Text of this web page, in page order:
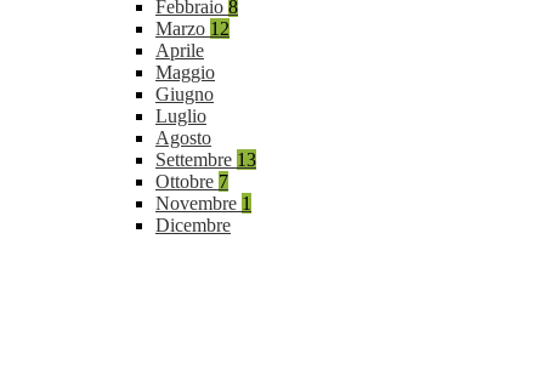
Febbraio 8
Marzo 12
Aprile
Maggio
Giugno
Luglio
Agosto
Settembre 13
Ottobre 7
Novembre 1
Dicembre